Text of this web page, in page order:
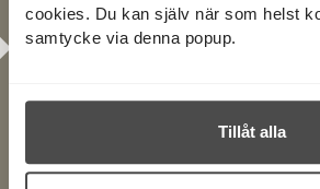
cookies. Du kan själv när som helst
samtycke via denna popup.
Tillåt alla
Vägen till nytt hus
Nyckelfärdigt hus eller
Välj en samarbetsform som passar dig.